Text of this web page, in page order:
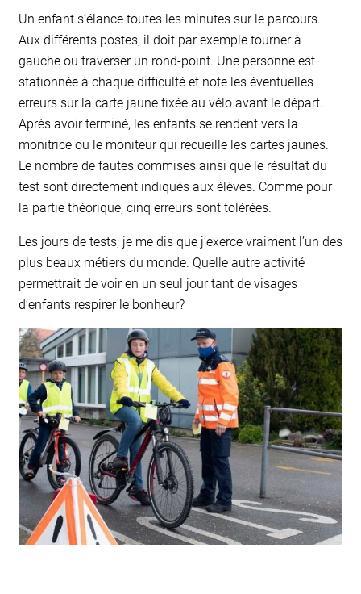
Un enfant s’élance toutes les minutes sur le parcours.
Aux différents postes, il doit par exemple tourner à
gauche ou traverser un rond-point. Une personne est
stationnée à chaque difficulté et note les éventuelles
erreurs sur la carte jaune fixée au vélo avant le départ.
Après avoir terminé, les enfants se rendent vers la
monitrice ou le moniteur qui recueille les cartes jaunes.
Le nombre de fautes commises ainsi que le résultat du
test sont directement indiqués aux élèves. Comme pour
la partie théorique, cinq erreurs sont tolérées.
Les jours de tests, je me dis que j’exerce vraiment l’un des
plus beaux métiers du monde. Quelle autre activité
permettrait de voir en un seul jour tant de visages
d’enfants respirer le bonheur?